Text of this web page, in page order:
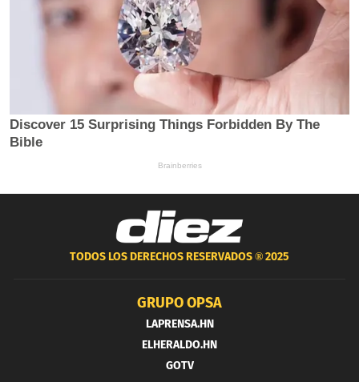
TODOS LOS DERECHOS RESERVADOS ®2025
GRUPO OPSA
LAPRENSA.HN
ELHERALDO.HN
GOTV